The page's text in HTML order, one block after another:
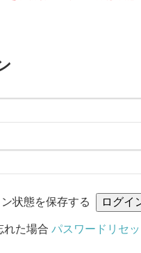
ン状態を保存する
れた場合パスワードリセッ